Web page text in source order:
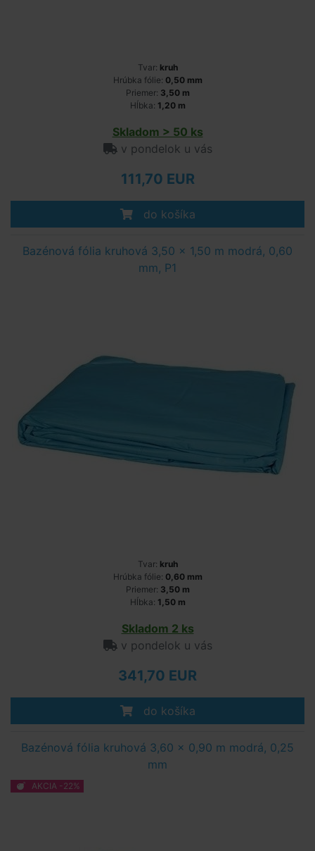
Tvar: kruh
Hrúbka fólie: 0,50 mm
Priemer: 3,50 m
Hĺbka: 1,20 m
Skladom > 50 ks
v pondelok u vás
111,70 EUR
do košíka
Bazénová fólia kruhová 3,50 x 1,50 m modrá, 0,60
mm, P1
Tvar: kruh
Hrúbka fólie: 0,60 mm
Priemer: 3,50 m
Hĺbka: 1,50 m
Skladom 2 ks
v pondelok u vás
341,70 EUR
do košíka
Bazénová fólia kruhová 3,60 x 0,90 m modrá, 0,25
mm
AKCIA -22%